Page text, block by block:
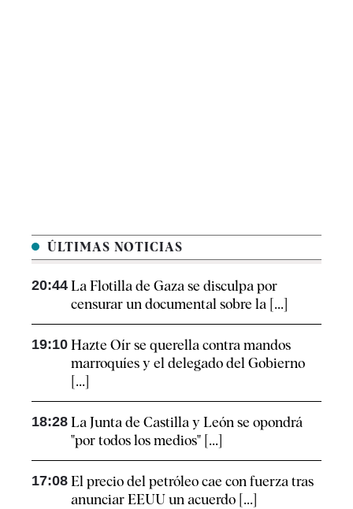
ÚLTIMAS NOTICIAS
20:44 La Flotilla de Gaza se disculpa por
censurar un documental sobre la [...]
19:10 Hazte Oír se querella contra mandos
marroquíes y el delegado del Gobierno
[...]
18:28 La Junta de Castilla y León se opondrá
"por todos los medios" [...]
17:08 El precio del petróleo cae con fuerza tras
anunciar EEUU un acuerdo [...]